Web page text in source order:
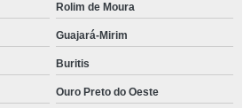
Rolim de Moura
Guajará-Mirim
Buritis
Ouro Preto do Oeste